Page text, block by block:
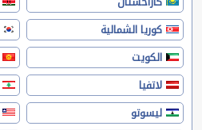
كوريا الشمالية
الكويت
لاتفيا
ليسوتو